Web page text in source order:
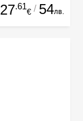
27.61
€ / 54лв.